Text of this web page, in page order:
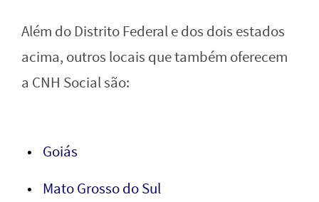
Além do Distrito Federal e dos dois estados
acima, outros locais que também oferecem
a CNH Social são:
Goiás
Mato Grosso do Sul